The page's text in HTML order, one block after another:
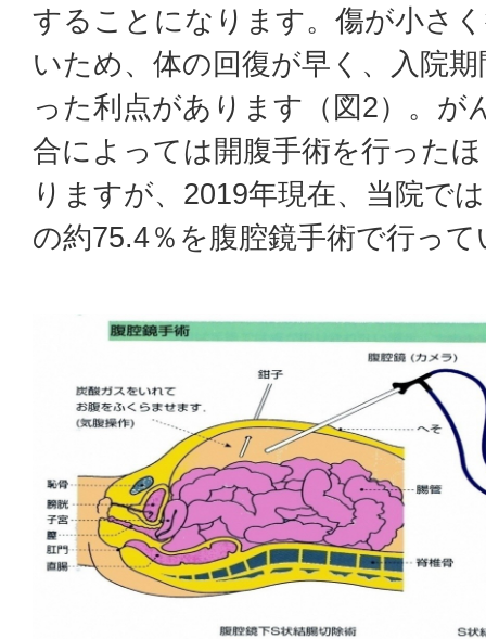
することになります。傷が小さ
いため、体の回復が早く、入院
った利点があります（図2）。が
合によっては開腹手術を行った
りますが、2019年現在、当院で
の約75.4％を腹腔鏡手術で行っ